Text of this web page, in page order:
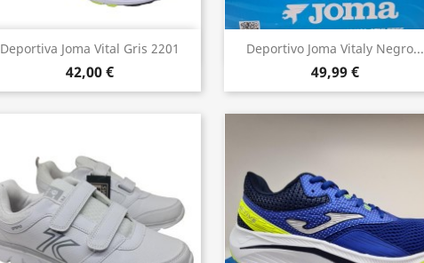
Deportiva Joma Vital Gris 2201
42,00 €
 Vista rápida Deportivo Joma Vitaly Negro...
49,99 €
 Vista rápida